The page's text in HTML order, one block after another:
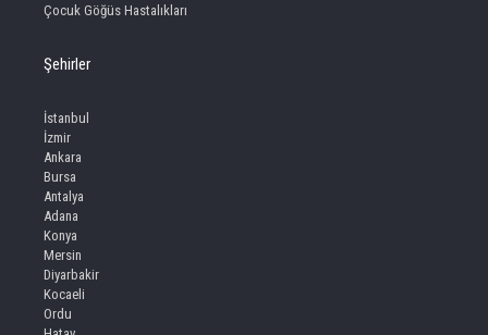
Çocuk Göğüs Hastalıkları
Şehirler
İstanbul
İzmir
Ankara
Bursa
Antalya
Adana
Konya
Mersin
Diyarbakir
Kocaeli
Ordu